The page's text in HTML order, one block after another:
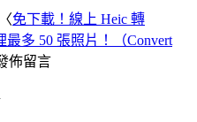
免下載！線上 Heic 轉
最多 50 張照片！（Convert
佈留言